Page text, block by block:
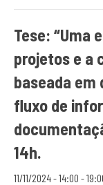
Tese: “Uma
projetos e a
baseada em
fluxo de
14h.
11/11/2024 - 14:00 -